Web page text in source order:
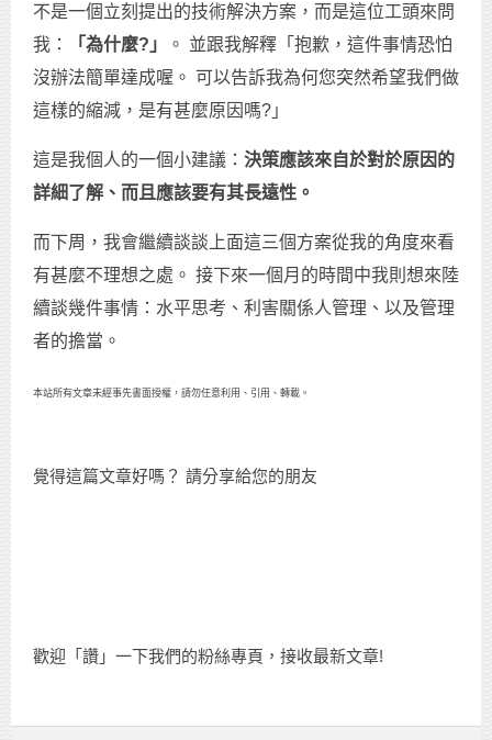
不是一個立刻提出的技術解決方案，而是這位工頭來問
我：
「為什麼? 」
。 並跟我解釋「抱歉，這件事情恐怕
沒辦法簡單達成喔。 可以告訴我為何您突然希望我們做
這樣的縮減，是有甚麼原因嗎?」
這是我個人的一個小建議： 決策應該來自於對於原因的
詳細了解、而且應該要有其長遠性。
而下周，我會繼續談談上面這三個方案從我的角度來看
有甚麼不理想之處。 接下來一個月的時間中我則想來陸
續談幾件事情：水平思考、利害關係人管理、以及管理
者的擔當。
本站所有文章未經事先書面授權，請勿任意利用、引用、轉載。
覺得這篇文章好嗎？ 請分享給您的朋友
歡迎「讚」一下我們的粉絲專頁，接收最新文章!